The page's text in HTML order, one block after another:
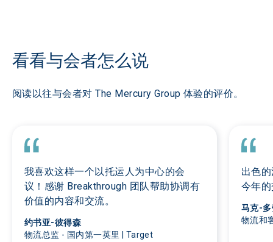
看看与会者怎么说
阅读以往与会者对 The Mercury Group 体验的评价。
我喜欢这样一个以托运人为中心的会
议！感谢 Breakthrough 团队帮助协调有
价值的内容和交流。
约书亚-彼得森
物流总监 - 国内第一英里 | Target
出色
今年
马克-多
物流和